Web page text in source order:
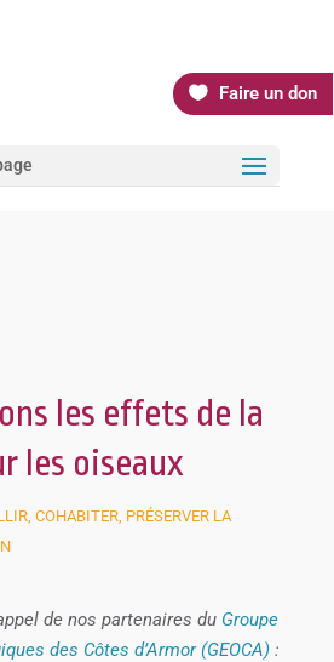
Faire un don
les effets de la
les oiseaux
COHABITER, PRÉSERVER LA
de nos partenaires du Groupe
des Côtes d’Armor (GEOCA) :